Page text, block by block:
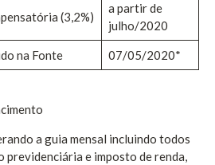
(3,2%)
a partir de
julho/2020
na Fonte 07/05/2020*
a guia mensal incluindo todos
e imposto de renda,